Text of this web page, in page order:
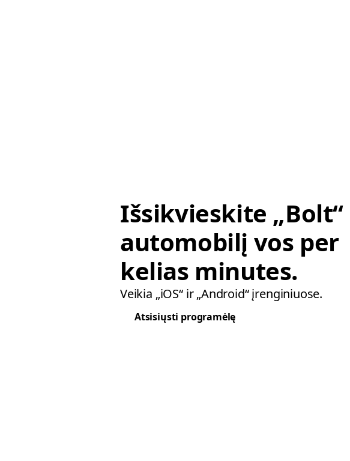
Išsikvieskite „Bolt“
automobilį vos per
kelias minutes.
Veikia „iOS“ ir „Android“ įrenginiuose.
Atsisiųsti programėlę